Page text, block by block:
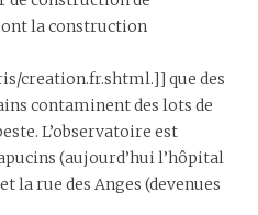
la construction
creation.fr.shtml.]] que des
contaminent des lots de
L’observatoire est
(aujourd’hui l’hôpital
la rue des Anges (devenues